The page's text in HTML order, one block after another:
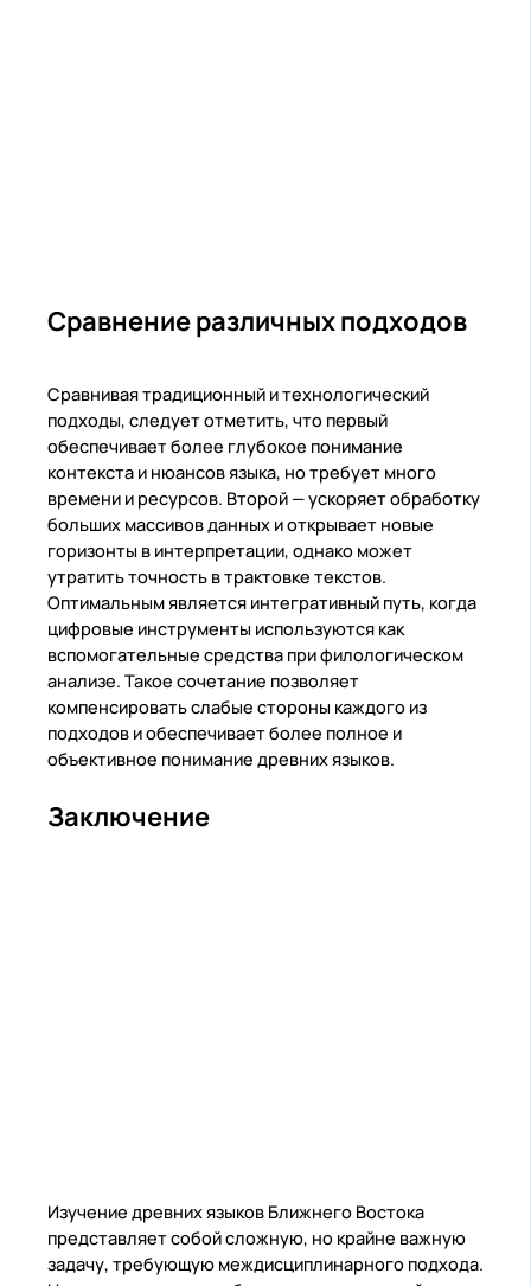
Сравнение различных подходов
Сравнивая традиционный и технологический
подходы, следует отметить, что первый
обеспечивает более глубокое понимание
контекста и нюансов языка, но требует много
времени и ресурсов. Второй — ускоряет обработку
больших массивов данных и открывает новые
горизонты в интерпретации, однако может
утратить точность в трактовке текстов.
Оптимальным является интегративный путь, когда
цифровые инструменты используются как
вспомогательные средства при филологическом
анализе. Такое сочетание позволяет
компенсировать слабые стороны каждого из
подходов и обеспечивает более полное и
объективное понимание древних языков.
Заключение
Изучение древних языков Ближнего Востока
представляет собой сложную, но крайне важную
задачу, требующую междисциплинарного подхода.